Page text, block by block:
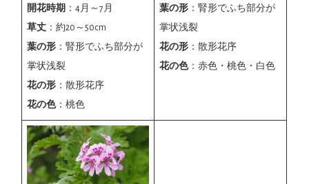
開花時期 ：4月～7月
草丈 ：約20～50cm
葉の形 ：腎形でふち部分が
掌状浅裂
花の形 ：散形花序
花の色：桃色
葉の形 ：腎形でふち部分が
掌状浅裂
花の形 ：散形花序
花の色：赤色・桃色・白色